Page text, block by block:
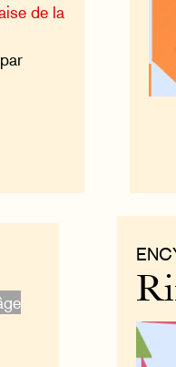
de la